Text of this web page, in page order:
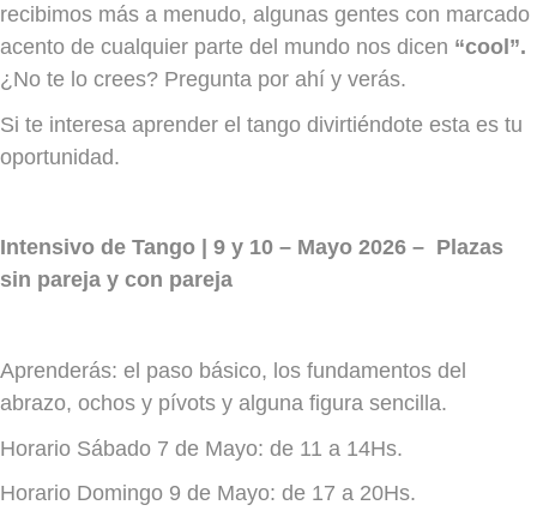
recibimos más a menudo, algunas gentes con marcado
acento de cualquier parte del mundo nos dicen “cool”.
¿No te lo crees? Pregunta por ahí y verás.
Si te interesa aprender el tango divirtiéndote esta es tu
oportunidad.
Intensivo de Tango | 9 y 10 – Mayo 2026 – Plazas
sin pareja y con pareja
Aprenderás: el paso básico, los fundamentos del
abrazo, ochos y pívots y alguna figura sencilla.
Horario Sábado 7 de Mayo: de 11 a 14Hs.
Horario Domingo 9 de Mayo: de 17 a 20Hs.